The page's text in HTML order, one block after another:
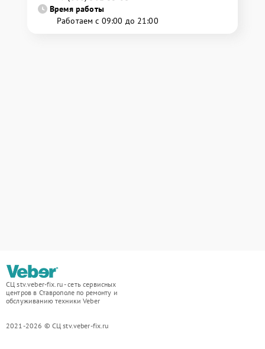
Время работы
Работаем с 09:00 до 21:00
СЦ stv.veber-fix.ru - сеть сервисных
центров в Ставрополе по ремонту и
обслуживанию техники Veber
2021-2026 © СЦ stv.veber-fix.ru